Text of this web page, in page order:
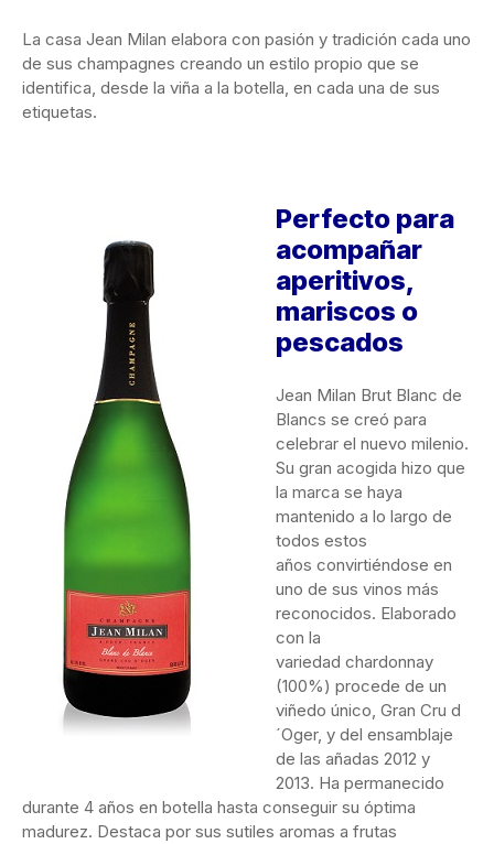
La casa Jean Milan elabora con pasión y tradición cada uno
de sus champagnes creando un estilo propio que se
identifica, desde la viña a la botella, en cada una de sus
etiquetas.
Perfecto para
acompañar
aperitivos,
mariscos o
pescados
Jean Milan Brut Blanc de
Blancs se creó para
celebrar el nuevo milenio.
Su gran acogida hizo que
la marca se haya
mantenido a lo largo de
todos estos
años convirtiéndose en
uno de sus vinos más
reconocidos. Elaborado
con la
variedad chardonnay
(100%) procede de un
viñedo único, Gran Cru d
´Oger, y del ensamblaje
de las añadas 2012 y
2013. Ha permanecido
durante 4 años en botella hasta conseguir su óptima
madurez. Destaca por sus sutiles aromas a frutas